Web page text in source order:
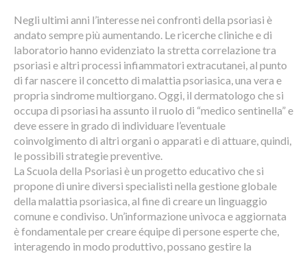
Negli ultimi anni l’interesse nei confronti della psoriasi è
andato sempre più aumentando. Le ricerche cliniche e di
laboratorio hanno evidenziato la stretta correlazione tra
psoriasi e altri processi infiammatori extracutanei, al punto
di far nascere il concetto di malattia psoriasica, una vera e
propria sindrome multiorgano. Oggi, il dermatologo che si
occupa di psoriasi ha assunto il ruolo di “medico sentinella” e
deve essere in grado di individuare l’eventuale
coinvolgimento di altri organi o apparati e di attuare, quindi,
le possibili strategie preventive.
La Scuola della Psoriasi è un progetto educativo che si
propone di unire diversi specialisti nella gestione globale
della malattia psoriasica, al fine di creare un linguaggio
comune e condiviso. Un’informazione univoca e aggiornata
è fondamentale per creare équipe di persone esperte che,
interagendo in modo produttivo, possano gestire la